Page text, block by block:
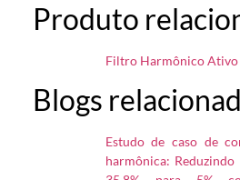
Produto
Filtro Harmônico Ativo
Blogs
Estudo de caso de
harmônica: